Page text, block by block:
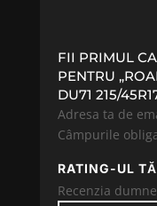
FII PRIMUL
PENTRU
DU71 215/
Adresa ta de
Câmpurile
RATING-UL
Recenzia